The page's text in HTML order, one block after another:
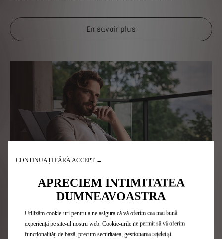
En savoir plus
Contrats deservice
Gagnez en sérénité avec nos offres d'entretien et d'assistance
CONTINUAȚI FĂRĂ ACCEPT →
APRECIEM INTIMITATEA
DUMNEAVOASTRA
Utilizăm cookie-uri pentru a ne asigura că vă oferim cea mai bună
experiență pe site-ul nostru web. Cookie-urile ne permit să vă oferim
funcționalități de bază, precum securitatea, gestionarea rețelei și